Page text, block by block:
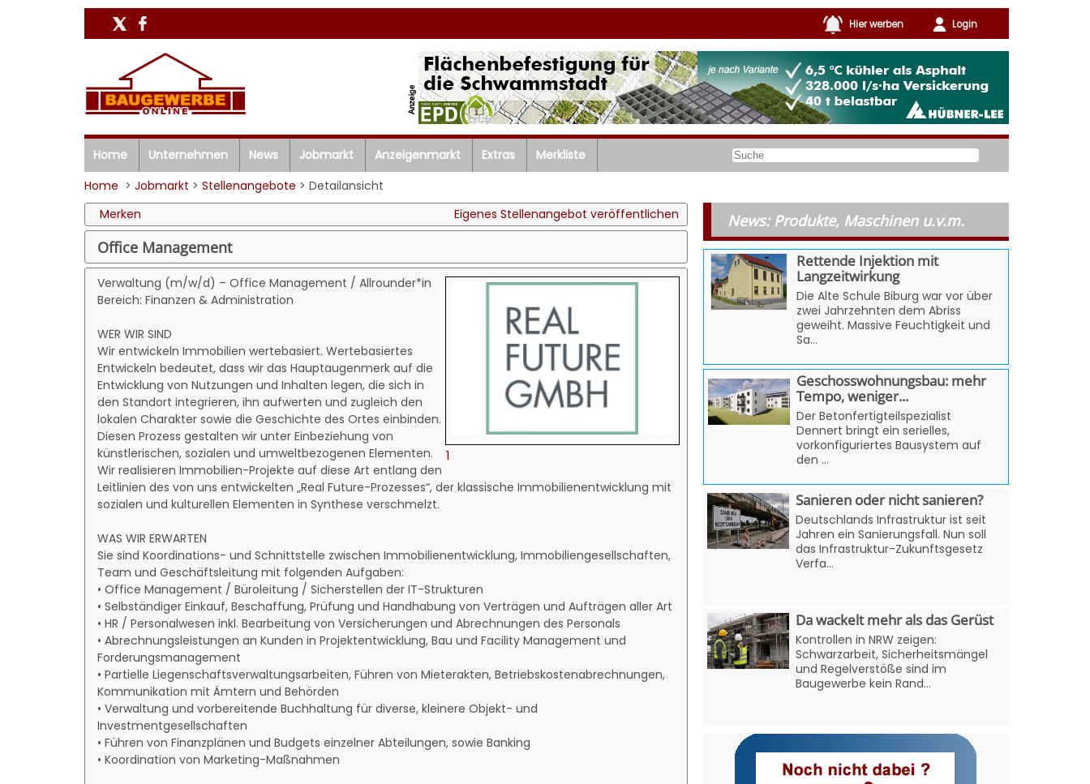
Hier werben Login
Home Unternehmen News Jobmarkt Anzeigenmarkt Extras
Merkliste
Home > Jobmarkt > Stellenangebote > Detailansicht
Merken
Eigenes Stellenangebot veröffentlichen
Office Management
1
Verwaltung (m/w/d) – Office Management / Allrounder*in
Bereich: Finanzen & Administration
WER WIR SIND
Wir entwickeln Immobilien wertebasiert. Wertebasiertes
Entwickeln bedeutet, dass wir das Hauptaugenmerk auf die
Entwicklung von Nutzungen und Inhalten legen, die sich in
den Standort integrieren, ihn aufwerten und zugleich den
lokalen Charakter sowie die Geschichte des Ortes einbinden.
Diesen Prozess gestalten wir unter Einbeziehung von
künstlerischen, sozialen und umweltbezogenen Elementen.
Wir realisieren Immobilien-Projekte auf diese Art entlang den
Leitlinien des von uns entwickelten „Real Future-Prozesses“, der klassische Immobilienentwicklung mit
sozialen und kulturellen Elementen in Synthese verschmelzt.
WAS WIR ERWARTEN
Sie sind Koordinations- und Schnittstelle zwischen Immobilienentwicklung, Immobiliengesellschaften,
Team und Geschäftsleitung mit folgenden Aufgaben:
• Office Management / Büroleitung / Sicherstellen der IT-Strukturen
• Selbständiger Einkauf, Beschaffung, Prüfung und Handhabung von Verträgen und Aufträgen aller Art
• HR / Personalwesen inkl. Bearbeitung von Versicherungen und Abrechnungen des Personals
• Abrechnungsleistungen an Kunden in Projektentwicklung, Bau und Facility Management und
Forderungsmanagement
• Partielle Liegenschaftsverwaltungsarbeiten, Führen von Mieterakten, Betriebskostenabrechnungen,
Kommunikation mit Ämtern und Behörden
• Verwaltung und vorbereitende Buchhaltung für diverse, kleinere Objekt- und
Investmentgesellschaften
• Führen von Finanzplänen und Budgets einzelner Abteilungen, sowie Banking
• Koordination von Marketing-Maßnahmen
News: Produkte, Maschinen u.v.m.
Rettende Injektion mit
Langzeitwirkung
Die Alte Schule Biburg war vor über
zwei Jahrzehnten dem Abriss
geweiht. Massive Feuchtigkeit und
Sa...
Geschosswohnungsbau: mehr
Tempo, weniger...
Der Betonfertigteilspezialist
Dennert bringt ein serielles,
vorkonfiguriertes Bausystem auf
den ...
Sanieren oder nicht sanieren?
Deutschlands Infrastruktur ist seit
Jahren ein Sanierungsfall. Nun soll
das Infrastruktur-Zukunftsgesetz
Verfa...
Da wackelt mehr als das Gerüst
Kontrollen in NRW zeigen:
Schwarzarbeit, Sicherheitsmängel
und Regelverstöße sind im
Baugewerbe kein Rand...